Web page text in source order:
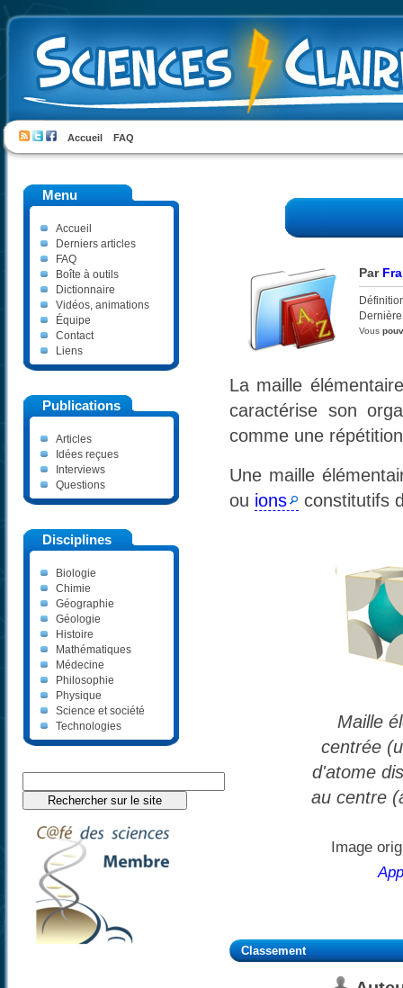
Accueil FAQ
Menu
Accueil
Derniers articles
FAQ
Boîte à outils
Dictionnaire
Vidéos, animations
Équipe
Contact
Liens
Publications
Articles
Idées reçues
Interviews
Questions
Disciplines
Biologie
Chimie
Géographie
Géologie
Histoire
Mathématiques
Médecine
Philosophie
Physique
Science et société
Technologies
Par
Vous
La maille
caractérise son
comme une
Une maille
ou ions constitutifs
Maille
centrée
d'atome
au centre
Image
Classement